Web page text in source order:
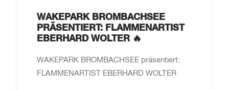
WAKEPARK BROMBACHSEE
PRÄSENTIERT: FLAMMENARTIST
EBERHARD WOLTER 🔥
WAKEPARK BROMBACHSEE präsentiert:
FLAMMENARTIST EBERHARD WOLTER